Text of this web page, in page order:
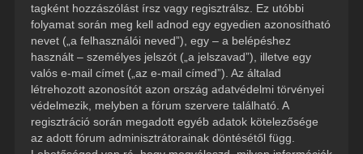
tagként hozzászólást írsz vagy regisztrálsz. Ez utóbbi
folyamat során meg kell adnod egy egyedien azonosítható
nevet („a felhasználói neved”), egy – a belépéshez
használt – személyes jelszót („a jelszavad”), illetve egy
valós e-mail címet („az e-mail címed”). Az általad
létrehozott azonosítót azon ország adatvédelmi törvényei
védelmezik, melyben a fórum szervere található. A
regisztráció során megadott egyéb adatok kötelezősége
az adott fórum adminisztrátorainak döntésétől függ.